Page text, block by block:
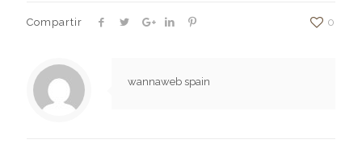
Compartir 0
wannaweb spain